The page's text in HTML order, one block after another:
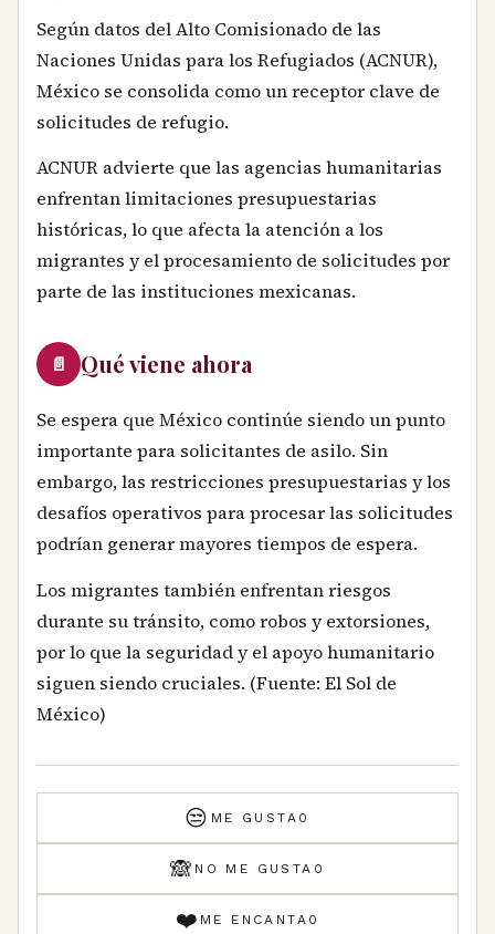
Según datos del Alto Comisionado de las
Naciones Unidas para los Refugiados (ACNUR),
México se consolida como un receptor clave de
solicitudes de refugio.
ACNUR advierte que las agencias humanitarias
enfrentan limitaciones presupuestarias
históricas, lo que afecta la atención a los
migrantes y el procesamiento de solicitudes por
parte de las instituciones mexicanas.
📄 Qué viene ahora
Se espera que México continúe siendo un punto
importante para solicitantes de asilo. Sin
embargo, las restricciones presupuestarias y los
desafíos operativos para procesar las solicitudes
podrían generar mayores tiempos de espera.
Los migrantes también enfrentan riesgos
durante su tránsito, como robos y extorsiones,
por lo que la seguridad y el apoyo humanitario
siguen siendo cruciales. (Fuente: El Sol de
México)
😒 ME GUSTA 0
🙈 NO ME GUSTA 0
❤️ ME ENCANTA 0